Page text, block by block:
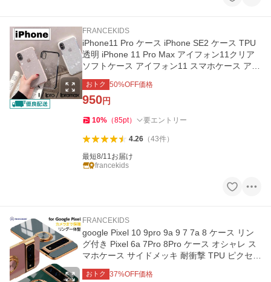
FRANCEKIDS
iPhone11 Pro ケース iPhone SE2 ケース TPU
透明 iPhone 11 Pro Max アイフォン11クリア
ソフトケース アイフォン11 スマホケース アイ
フォン11pro カバー
おトク 50%OFF価格
950円
10% （85pt） 要エントリー
4.26（43件）
最短8/11お届け
francekids
FRANCEKIDS
google Pixel 10 9pro 9a 9 7 7a 8 ケース リン
グ付き Pixel 6a 7Pro 8Pro ケース オシャレ ス
マホケース サイドメッキ 耐衝撃 TPU ピクセル
7 ピクセルケース
おトク 37%OFF価格